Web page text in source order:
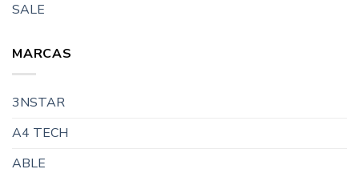
SALE
MARCAS
3NSTAR
A4 TECH
ABLE